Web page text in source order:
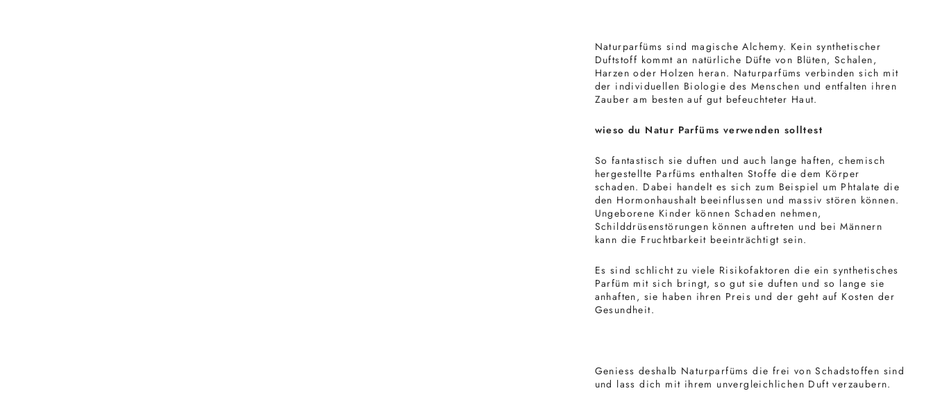
Naturparfüms sind magische Alchemy. Kein synthetischer
Duftstoff kommt an natürliche Düfte von Blüten, Schalen,
Harzen oder Holzen heran. Naturparfüms verbinden sich mit
der individuellen Biologie des Menschen und entfalten ihren
Zauber am besten auf gut befeuchteter Haut.
wieso du Natur Parfüms verwenden solltest
So fantastisch sie duften und auch lange haften, chemisch
hergestellte Parfüms enthalten Stoffe die dem Körper
schaden. Dabei handelt es sich zum Beispiel um Phtalate die
den Hormonhaushalt beeinflussen und massiv stören können.
Ungeborene Kinder können Schaden nehmen,
Schilddrüsenstörungen können auftreten und bei Männern
kann die Fruchtbarkeit beeinträchtigt sein.
Es sind schlicht zu viele Risikofaktoren die ein synthetisches
Parfüm mit sich bringt, so gut sie duften und so lange sie
anhaften, sie haben ihren Preis und der geht auf Kosten der
Gesundheit.
Geniess deshalb Naturparfüms die frei von Schadstoffen sind
und lass dich mit ihrem unvergleichlichen Duft verzaubern.